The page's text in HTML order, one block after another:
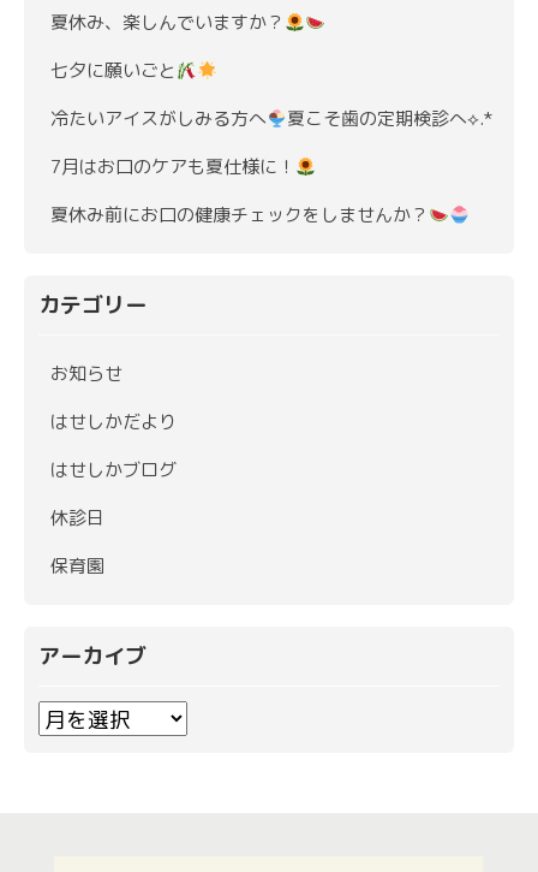
夏休み、楽しんでいますか？
七夕に願いごと
冷たいアイスがしみる方へ
夏こそ歯の定期検診へ⟡.*
7月はお口のケアも夏仕様に！
夏休み前にお口の健康チェックをしませんか？
カテゴリー
お知らせ
はせしかだより
はせしかブログ
休診日
保育園
アーカイブ